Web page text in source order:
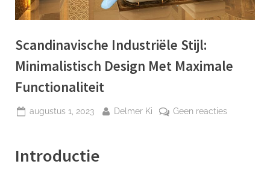
Scandinavische Industriële Stijl:
Minimalistisch Design Met Maximale
Functionaliteit
Geplaatst
augustus 1, 2023 Door
Delmer Ki Geen reactiesop
Introductie